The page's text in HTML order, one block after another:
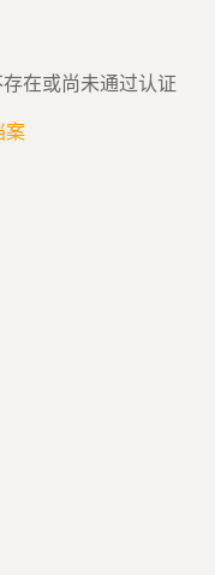
在或尚未通过认证
案